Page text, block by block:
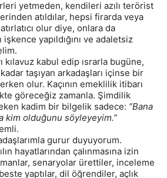
yetmeden, kendileri azılı terörist
atıldılar, hepsi firarda veya
olur diye, onlara da
yapıldığını ve adaletsiz
kılavuz kabul edip ısrarla bugüne,
taşıyan arkadaşları içinse bir
olur. Kaçının emeklilik itibarı
göreceğiz zamanla. Şimdilik
kadim bir bilgelik sadece: “Bana
kim olduğunu söyleyeyim.”
gurur duyuyorum.
hayatlarından çalınmasına izin
senaryolar ürettiler, inceleme
yaptılar, dil öğrendiler, açlık